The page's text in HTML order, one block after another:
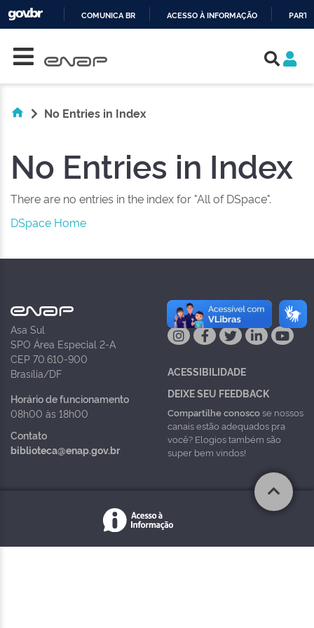
COMUNICA BR ACESSO À INFORMAÇÃO
No Entries in Index
No Entries in Index
There are no entries in the index for "All of DSpace".
DSpace Home
Asa Sul
SPO Área Especial 2-A
CEP 70.610-900
Brasília/DF
Horário de funcionamento
08h00 às 18h00
Contato
biblioteca@enap.gov.br
NAS REDES
ACESSIBILIDADE
DEIXE SEU FEEDBACK
Compartilhe conoscose nossos
canais estão adequados pra
você? Elogios também são
super bem vindos!